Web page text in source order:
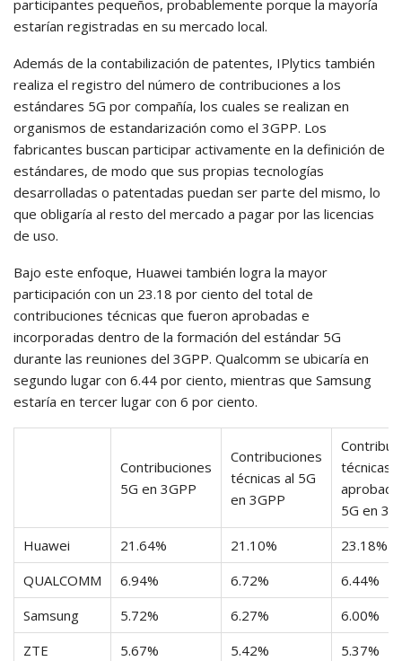
participantes pequeños, probablemente porque la mayoría
estarían registradas en su mercado local.
Además de la contabilización de patentes, IPlytics también
realiza el registro del número de contribuciones a los
estándares 5G por compañía, los cuales se realizan en
organismos de estandarización como el 3GPP. Los
fabricantes buscan participar activamente en la definición de
estándares, de modo que sus propias tecnologías
desarrolladas o patentadas puedan ser parte del mismo, lo
que obligaría al resto del mercado a pagar por las licencias
de uso.
Bajo este enfoque, Huawei también logra la mayor
participación con un 23.18 por ciento del total de
contribuciones técnicas que fueron aprobadas e
incorporadas dentro de la formación del estándar 5G
durante las reuniones del 3GPP. Qualcomm se ubicaría en
segundo lugar con 6.44 por ciento, mientras que Samsung
estaría en tercer lugar con 6 por ciento.
Contribuciones
5G en 3GPP
Contribuciones
técnicas al 5G
en 3GPP
técnicas
5G en
Huawei
21.64% 21.10%
23.18%
QUALCOMM
6.94% 6.72%
6.44%
Samsung
5.72% 6.27%
6.00%
ZTE
5.67% 5.42%
5.37%